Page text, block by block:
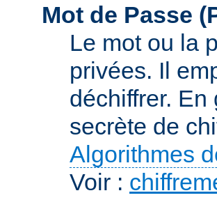
Mot de Passe
Le mot ou la
privées. Il
déchiffrer.
secrète de
Algorithmes
Voir :